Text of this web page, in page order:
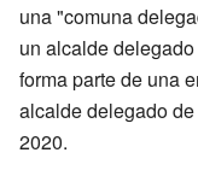
una "comuna
un alcalde
forma parte de una
alcalde delegado
2020.